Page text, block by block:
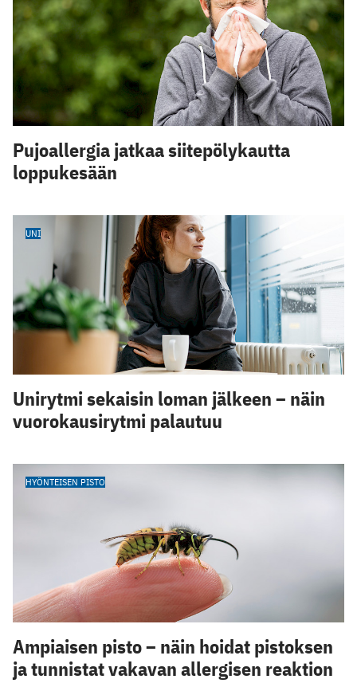
Pujoallergia jatkaa siitepölykautta
loppukesään
UNI
Unirytmi sekaisin loman jälkeen – näin
vuorokausirytmi palautuu
HYÖNTEISEN PISTO
Ampiaisen pisto – näin hoidat pistoksen
ja tunnistat vakavan allergisen reaktion